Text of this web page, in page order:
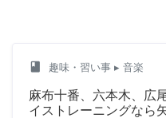
class 趣味・習い事 ▸ 音楽
麻布十番、六本木、広
イストレーニングなら